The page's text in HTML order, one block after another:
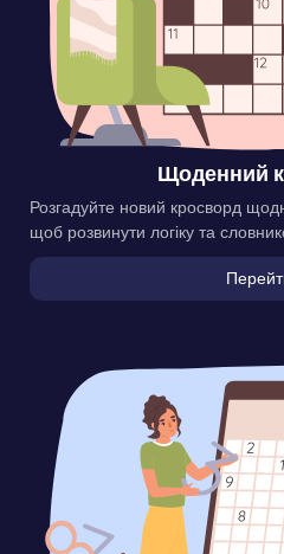
Щоденний
Розгадуйте новий кросворд
щоб розвинути логіку та